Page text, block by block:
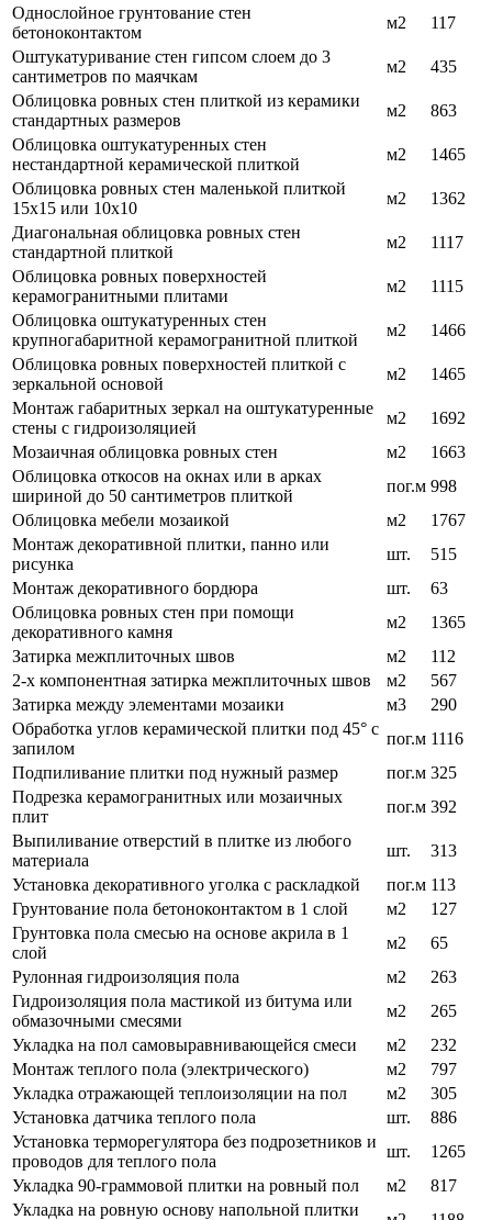
Однослойное грунтование стен
бетоноконтактом
м2
117
Оштукатуривание стен гипсом слоем до 3
сантиметров по маячкам
м2
435
Облицовка ровных стен плиткой из керамики
стандартных размеров
м2
863
Облицовка оштукатуренных стен
нестандартной керамической плиткой
м2
1465
Облицовка ровных стен маленькой плиткой
15х15 или 10х10
м2
1362
Диагональная облицовка ровных стен
стандартной плиткой
м2
1117
Облицовка ровных поверхностей
керамогранитными плитами
м2
1115
Облицовка оштукатуренных стен
крупногабаритной керамогранитной плиткой
м2
1466
Облицовка ровных поверхностей плиткой с
зеркальной основой
м2
1465
Монтаж габаритных зеркал на оштукатуренные
стены с гидроизоляцией
м2
1692
Мозаичная облицовка ровных стен
м2
1663
Облицовка откосов на окнах или в арках
шириной до 50 сантиметров плиткой
пог.м 998
Облицовка мебели мозаикой
м2
1767
Монтаж декоративной плитки, панно или
рисунка
шт.
515
Монтаж декоративного бордюра
шт.
63
Облицовка ровных стен при помощи
декоративного камня
м2
1365
Затирка межплиточных швов
м2
112
2-х компонентная затирка межплиточных швов
м2
567
Затирка между элементами мозаики
м3
290
Обработка углов керамической плитки под 45° с
запилом
пог.м 1116
Подпиливание плитки под нужный размер
пог.м 325
Подрезка керамогранитных или мозаичных
плит
пог.м 392
Выпиливание отверстий в плитке из любого
материала
шт.
313
Установка декоративного уголка с раскладкой
пог.м 113
Грунтование пола бетоноконтактом в 1 слой
м2
127
Грунтовка пола смесью на основе акрила в 1
слой
м2
65
Рулонная гидроизоляция пола
м2
263
Гидроизоляция пола мастикой из битума или
обмазочными смесями
м2
265
Укладка на пол самовыравнивающейся смеси
м2
232
Монтаж теплого пола (электрического)
м2
797
Укладка отражающей теплоизоляции на пол
м2
305
Установка датчика теплого пола
шт.
886
Установка терморегулятора без подрозетников и
проводов для теплого пола
шт.
1265
Укладка 90-граммовой плитки на ровный пол
м2
817
Укладка на ровную основу напольной плитки